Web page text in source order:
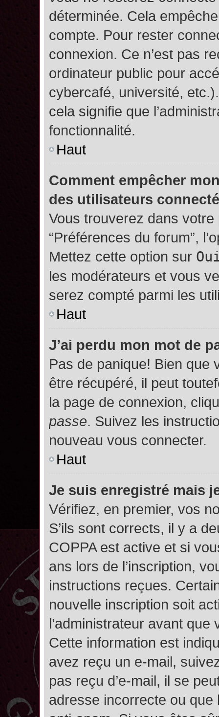
déterminée. Cela
compte. Pour rester
connexion. Ce n’est pas
ordinateur public pour
cybercafé, université,
cela signifie que
fonctionnalité.
Haut
Comment empêcher
des utilisateurs
Vous trouverez dans votre
“Préférences du forum”,
Mettez cette option sur
les modérateurs et vous
serez compté parmi les
Haut
J’ai perdu mon mot de
Pas de panique! Bien que
être récupéré, il peut
la page de connexion,
passe. Suivez les
nouveau vous connecter.
Haut
Je suis enregistré mais
Vérifiez, en premier, vos
S’ils sont corrects, il y a
COPPA est active et si
ans lors de l’inscription,
instructions reçues.
nouvelle inscription soit
l’administrateur avant
Cette information est
avez reçu un e-mail,
pas reçu d’e-mail, il se
adresse incorrecte ou que